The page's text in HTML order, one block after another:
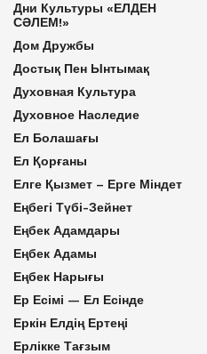
Дни Культуры «ЕЛДЕН
СӘЛЕМ!»
Дом Дружбы
Достық Пен Ынтымақ
Духовная Культура
Духовное Наследие
Ел Болашағы
Ел Қорғаны
Елге Қызмет – Ерге Міндет
Еңбегі Түбі-Зейнет
Еңбек Адамдары
Еңбек Адамы
Еңбек Нарығы
Ер Есімі — Ел Есінде
Еркін Елдің Ертеңі
Ерлікке Тағзым